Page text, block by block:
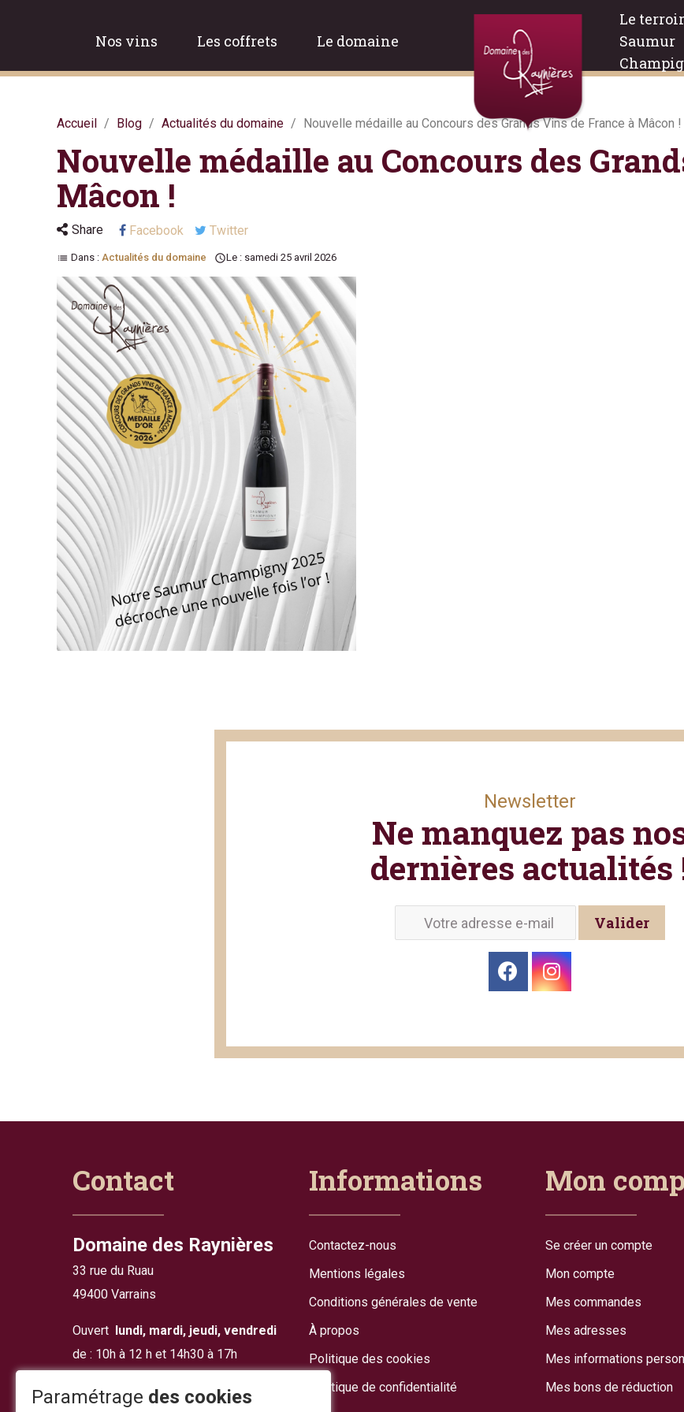
Nos vins Les coffrets Le domaine
Le
Saumur
Accueil Blog Actualités du domaine Nouvelle médaille au Concours des Grands Vins de France à Mâcon !
Nouvelle médaille au Concours des
Mâcon !
Share Facebook Twitter
list Dans : Actualités du domaine Le : samedi 25 avril 2026
Newsletter
Ne manquez pas
dernières actualités
Valider
Contact
Domaine des Raynières
33 rue du Ruau
49400 Varrains
Ouvert lundi, mardi, jeudi, vendredi
de : 10h à 12 h et 14h30 à 17h
Mercredi et Samedi:
Informations
Contactez-nous
Mentions légales
Conditions générales de vente
À propos
Politique des cookies
Politique de confidentialité
Mon
Se créer un compte
Mon compte
Mes commandes
Mes adresses
Mes informations
Mes bons de réduction
Paramétrage des cookies